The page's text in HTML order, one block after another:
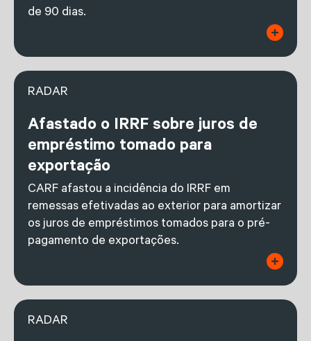
de 90 dias.
RADAR
Afastado o IRRF sobre juros de
empréstimo tomado para
exportação
CARF afastou a incidência do IRRF em
remessas efetivadas ao exterior para amortizar
os juros de empréstimos tomados para o pré-
pagamento de exportações.
RADAR